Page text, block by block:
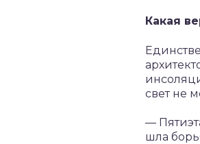
Какая
свет не
—
шла